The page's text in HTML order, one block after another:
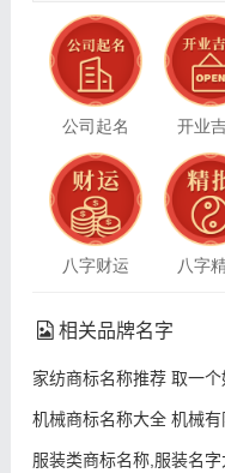
公司起名 开业
八字财运 八字
相关品牌名字
家纺商标名称推荐 取一
机械商标名称大全 机械
服装类商标名称,服装名